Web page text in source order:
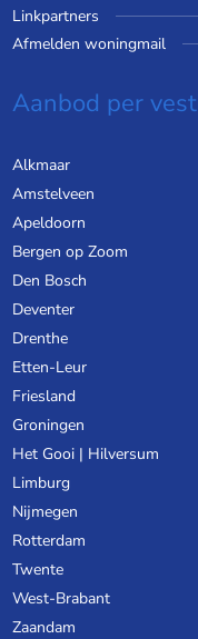
Linkpartners
Afmelden woningmail
Aanbod per
Alkmaar
Amstelveen
Apeldoorn
Bergen op Zoom
Den Bosch
Deventer
Drenthe
Etten-Leur
Friesland
Groningen
Het Gooi | Hilversum
Limburg
Nijmegen
Rotterdam
Twente
West-Brabant
Zaandam